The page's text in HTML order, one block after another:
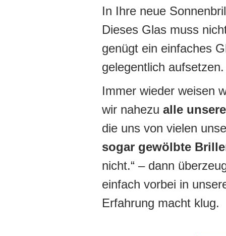
In Ihre neue
Dieses Glas muss
genügt ein einfaches
gelegentlich aufsetzen.
Immer wieder weisen
wir nahezu alle
die uns von vielen
sogar gewölbte
nicht.“ – dann
einfach vorbei in
Erfahrung macht klug.